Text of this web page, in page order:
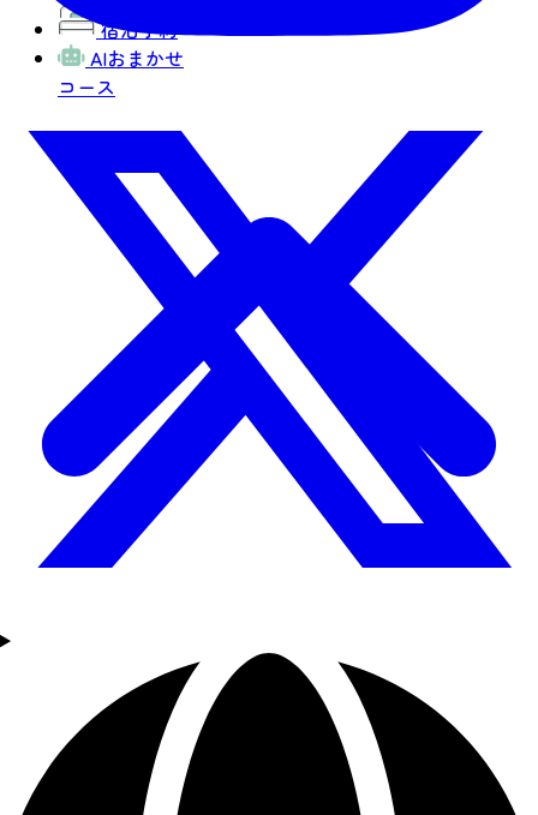
宿泊予約
AIおまかせ
コース